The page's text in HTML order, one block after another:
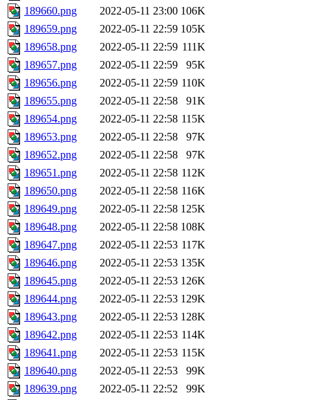
189660.png
2022-05-11 23:00 106K
189659.png
2022-05-11 22:59 105K
189658.png
2022-05-11 22:59 111K
189657.png
2022-05-11 22:59
95K
189656.png
2022-05-11 22:59 110K
189655.png
2022-05-11 22:58
91K
189654.png
2022-05-11 22:58 115K
189653.png
2022-05-11 22:58
97K
189652.png
2022-05-11 22:58
97K
189651.png
2022-05-11 22:58 112K
189650.png
2022-05-11 22:58 116K
189649.png
2022-05-11 22:58 125K
189648.png
2022-05-11 22:58 108K
189647.png
2022-05-11 22:53 117K
189646.png
2022-05-11 22:53 135K
189645.png
2022-05-11 22:53 126K
189644.png
2022-05-11 22:53 129K
189643.png
2022-05-11 22:53 128K
189642.png
2022-05-11 22:53 114K
189641.png
2022-05-11 22:53 115K
189640.png
2022-05-11 22:53
99K
189639.png
2022-05-11 22:52
99K